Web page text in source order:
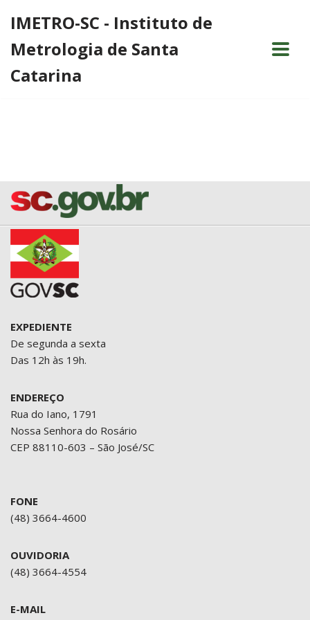
para
o
IMETRO-SC - Instituto de
Metrologia de Santa
Catarina
EXPEDIENTE
De segunda a sexta
Das 12h às 19h.
ENDEREÇO
Rua do Iano, 1791
Nossa Senhora do Rosário
CEP 88110-603 – São José/SC
FONE
(48) 3664-4600
OUVIDORIA
(48) 3664-4554
E-MAIL